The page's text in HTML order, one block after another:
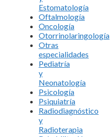
Estomatología
Oftalmología
Oncología
Otorrinolaringología
Otras
especialidades
Pediatría
y
Neonatología
Psicología
Psiquiatría
Radiodiagnóstico
y
Radioterapia